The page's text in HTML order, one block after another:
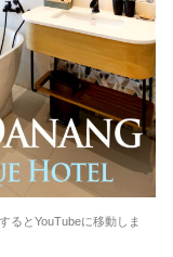
るとYouTubeに移動しま